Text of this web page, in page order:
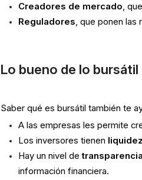
Creadores de mercado,
Reguladores, que ponen las
Lo bueno de lo bursátil
Saber qué es bursátil también te
A las empresas les permite
Los inversores tienen liquidez
Hay un nivel detransparencia
información financiera.